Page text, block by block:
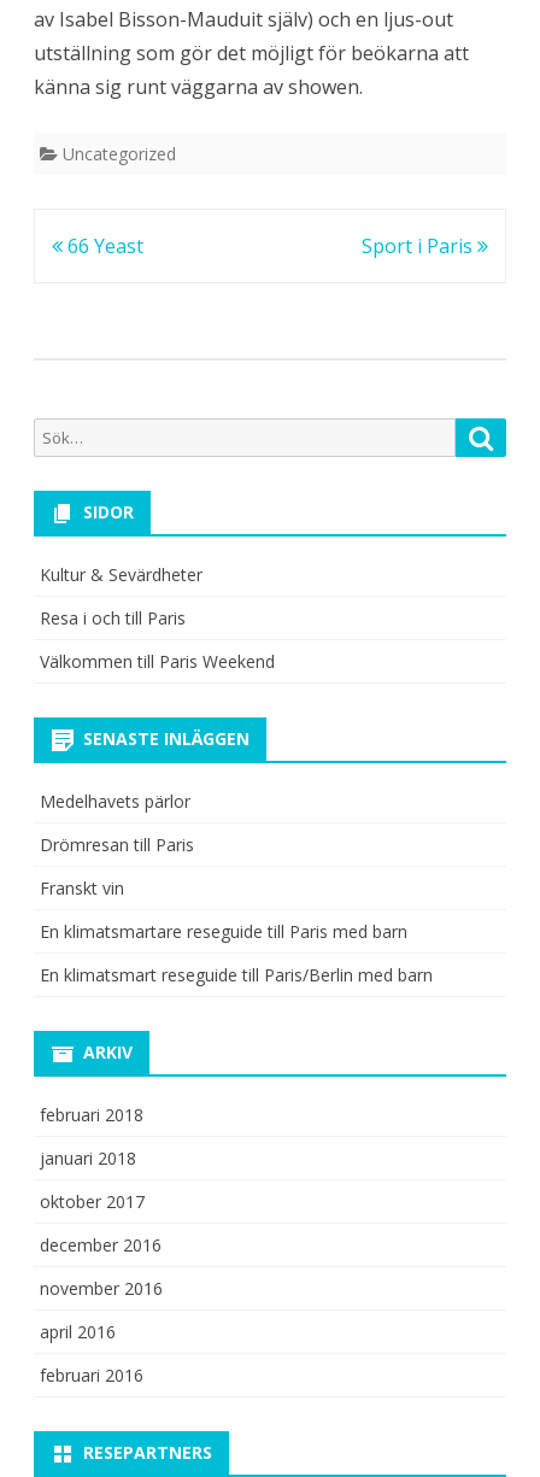
av Isabel Bisson-Mauduit själv) och en ljus-out
utställning som gör det möjligt för beökarna att
känna sig runt väggarna av showen.
Uncategorized
Inläggsnavigering
66 Yeast Sport i Paris
Sök
efter:
SIDOR
Kultur & Sevärdheter
Resa i och till Paris
Välkommen till Paris Weekend
SENASTE INLÄGGEN
Medelhavets pärlor
Drömresan till Paris
Franskt vin
En klimatsmartare reseguide till Paris med barn
En klimatsmart reseguide till Paris/Berlin med barn
ARKIV
februari 2018
januari 2018
oktober 2017
december 2016
november 2016
april 2016
februari 2016
RESEPARTNERS